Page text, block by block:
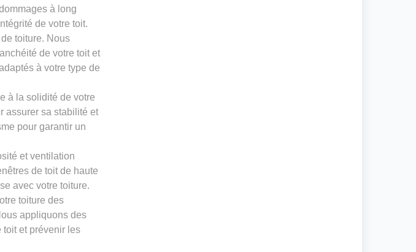
à long
de votre toit.
toiture. Nous
de votre toit et
à votre type de
à la solidité de votre
assurer sa stabilité et
pour garantir un
et ventilation
de toit de haute
avec votre toiture.
toiture des
appliquons des
toit et prévenir les